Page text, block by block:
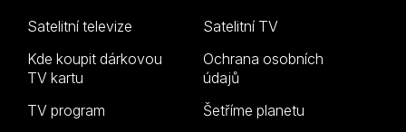
Satelitní televize
Kde koupit dárkovou
TV kartu
TV program
Satelitní TV
Ochrana osobních
údajů
Šetříme planetu